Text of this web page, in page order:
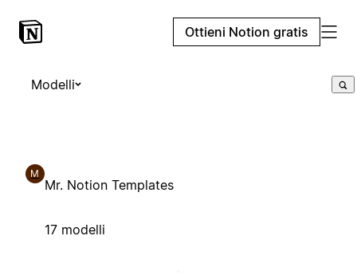
Ottieni Notion gratis
Modelli
M
Mr. Notion Templates
17 modelli